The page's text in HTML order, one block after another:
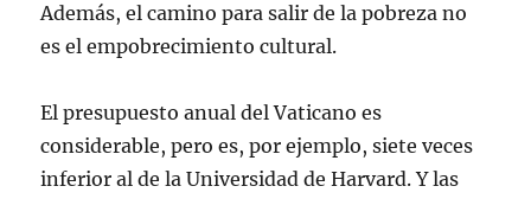
Además, el camino para salir de la pobreza no
es el empobrecimiento cultural.
El presupuesto anual del Vaticano es
considerable, pero es, por ejemplo, siete veces
inferior al de la Universidad de Harvard. Y las